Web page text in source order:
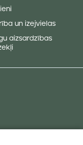
un izejvielas
aizsardzības